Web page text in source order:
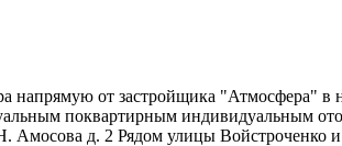
напрямую от застройщика
поквартирным индивидуальным
Амосова д. 2 Рядом улицы Войстроченко и